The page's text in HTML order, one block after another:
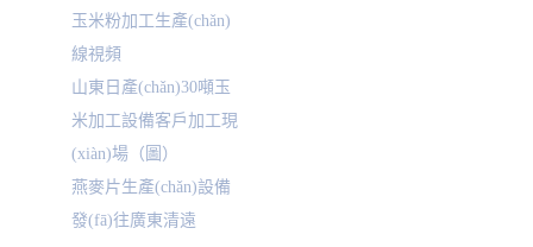
玉米粉加工生產(chǎn)
線視頻
山東日產(chǎn)30噸玉
米加工設備客戶加工現
(xiàn)場（圖）
燕麥片生產(chǎn)設備
發(fā)往廣東清遠